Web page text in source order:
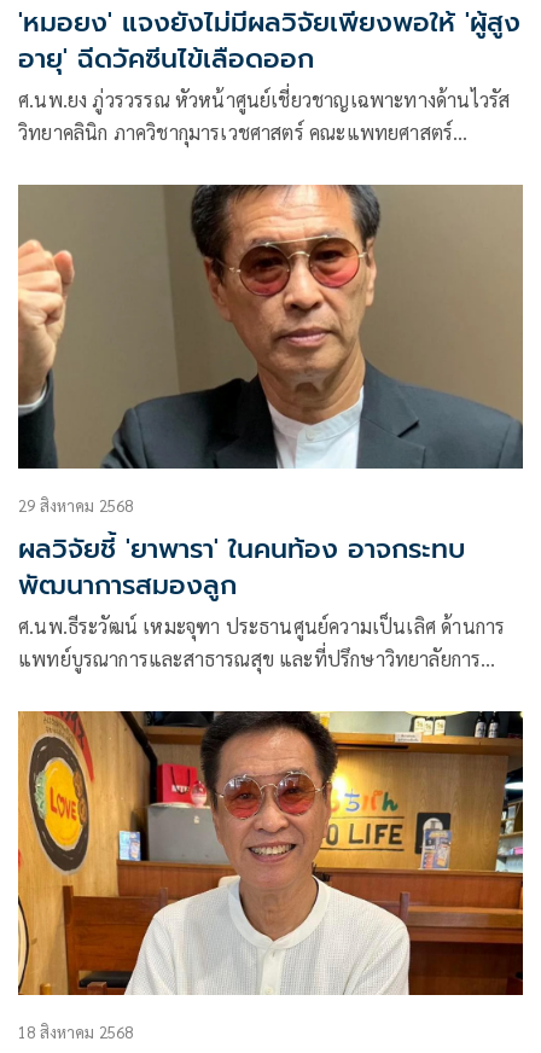
'หมอยง' แจงยังไม่มีผลวิจัยเพียงพอให้ 'ผู้สูง
อายุ' ฉีดวัคซีนไข้เลือดออก
ศ.นพ.ยง ภู่วรวรรณ หัวหน้าศูนย์เชี่ยวชาญเฉพาะทางด้านไวรัส
วิทยาคลินิก ภาควิชากุมารเวชศาสตร์ คณะแพทยศาสตร์
ไข้เลือดออก (ตอนที่ 5)
29 สิงหาคม 2568
ผลวิจัยชี้ 'ยาพารา' ในคนท้อง อาจกระทบ
พัฒนาการสมองลูก
ศ.นพ.ธีระวัฒน์ เหมะจุฑา ประธานศูนย์ความเป็นเลิศ ด้านการ
แพทย์บูรณาการและสาธารณสุข และที่ปรึกษาวิทยาลัยการ
ซบุ๊กว่า ยาพารา ในคนท้อง
18 สิงหาคม 2568